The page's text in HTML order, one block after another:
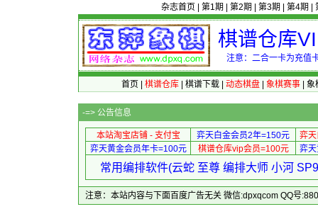
杂志首页 第1期 第2期 第3期 第4期
棋谱仓库
注意：二合一卡为充值
首页 棋谱仓库| 棋谱下载| 动态棋盘| 象棋赛事| 象
-=> 公告信息
本站淘宝店铺 - 支付宝 弈天白金会员2年=150元
弈
弈天黄金会员年卡=100元
棋谱仓库vip会员=100元 弈
常用编排软件(云蛇 至尊 编排大师 小河
注意：本站内容与下面百度广告无关 微信:dpxqcom QQ号